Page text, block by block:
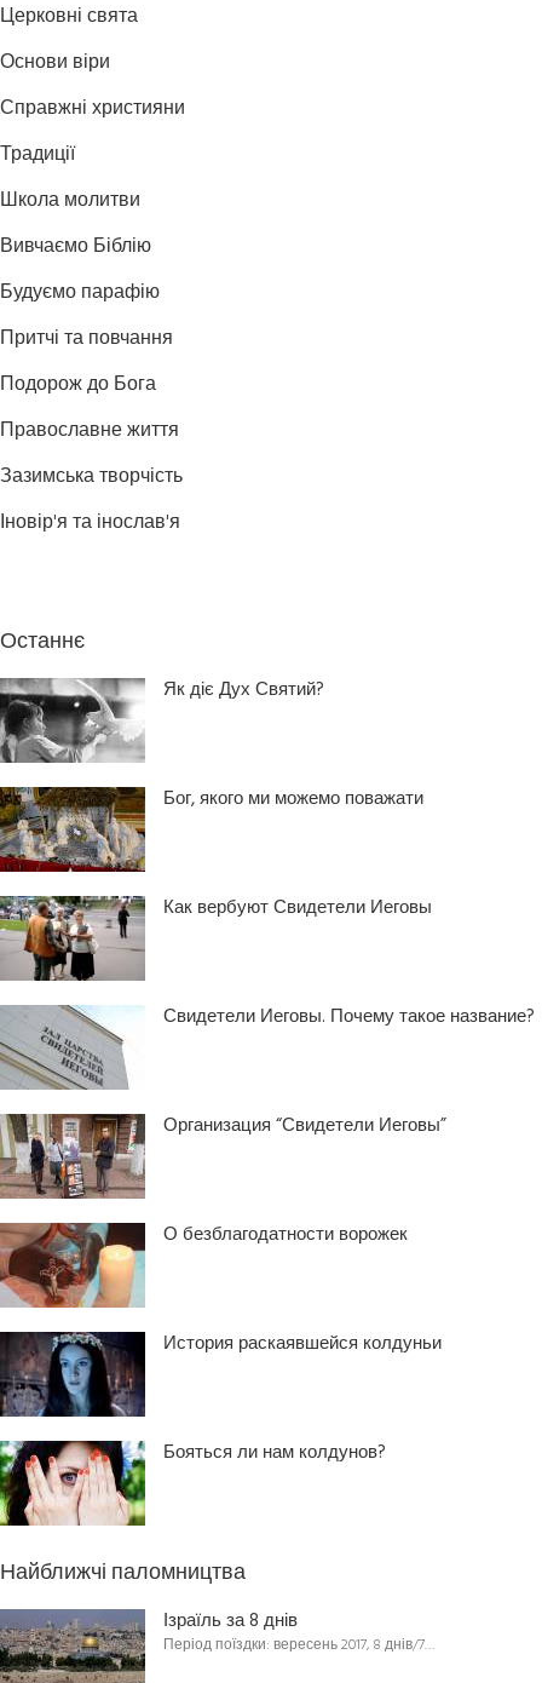
Церковні свята
Основи віри
Справжні християни
Традиції
Школа молитви
Вивчаємо Біблію
Будуємо парафію
Притчі та повчання
Подорож до Бога
Православне життя
Зазимська творчість
Іновір'я та інослав'я
Останнє
Як діє Дух Святий?
Бог, якого ми можемо поважати
Как вербуют Свидетели Иеговы
Свидетели Иеговы. Почему такое название?
Организация “Свидетели Иеговы”
О безблагодатности ворожек
История раскаявшейся колдуньи
Бояться ли нам колдунов?
Найближчі паломництва
Ізраїль за 8 днів
Період поїздки: вересень 2017, 8 днів/7…